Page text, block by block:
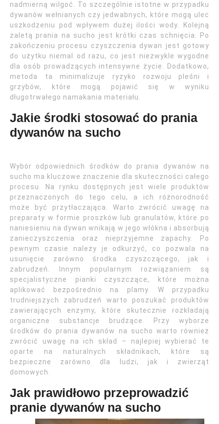
nadmierną wilgoć. To szczególnie istotne w przypadku
dywanów wełnianych czy jedwabnych, które mogą ulec
uszkodzeniu pod wpływem dużej ilości wody. Kolejną
zaletą prania na sucho jest krótki czas schnięcia. Po
zakończeniu procesu czyszczenia dywan jest gotowy
do użytku niemal od razu, co jest niezwykle wygodne
dla osób prowadzących intensywne życie. Dodatkowo,
metoda ta minimalizuje ryzyko rozwoju pleśni i
grzybów, które mogą pojawić się w wyniku
długotrwałego namakania materiału.
Jakie środki stosować do prania
dywanów na sucho
Wybór odpowiednich środków do prania dywanów na
sucho ma kluczowe znaczenie dla skuteczności całego
procesu. Na rynku dostępnych jest wiele produktów
przeznaczonych do tego celu, a ich różnorodność
może być przytłaczająca. Warto zwrócić uwagę na
preparaty w formie proszków lub granulatów, które po
naniesieniu na dywan wnikają w jego włókna i absorbują
zanieczyszczenia oraz nieprzyjemne zapachy. Po
pewnym czasie należy je odkurzyć, co pozwala na
usunięcie zarówno środka czyszczącego, jak i
zabrudzeń. Innym popularnym rozwiązaniem są
specjalistyczne pianki czyszczące, które można
aplikować bezpośrednio na plamy. W przypadku
trudniejszych zabrudzeń warto poszukać produktów
zawierających enzymy, które skutecznie rozkładają
organiczne substancje brudzące. Przy wyborze
środków do prania dywanów na sucho warto również
zwrócić uwagę na ich skład – najlepiej wybierać te
oparte na naturalnych składnikach, które są
bezpieczne zarówno dla ludzi, jak i zwierząt
domowych.
Jak prawidłowo przeprowadzić
pranie dywanów na sucho